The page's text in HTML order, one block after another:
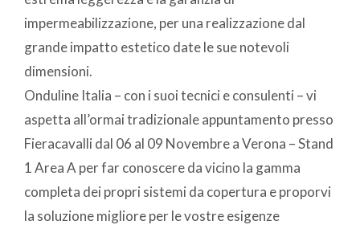
impermeabilizzazione, per una realizzazione dal
grande impatto estetico date le sue notevoli
dimensioni.
Onduline Italia – con i suoi tecnici e consulenti – vi
aspetta all’ormai tradizionale appuntamento presso
Fieracavalli dal 06 al 09 Novembre a Verona – Stand
1 Area A per far conoscere da vicino la gamma
completa dei propri sistemi da copertura e proporvi
la soluzione migliore per le vostre esigenze